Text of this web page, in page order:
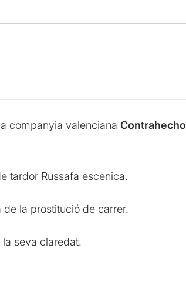
companyia valenciana Contrahecho
tardor Russafa escènica.
la prostitució de carrer.
seva claredat.